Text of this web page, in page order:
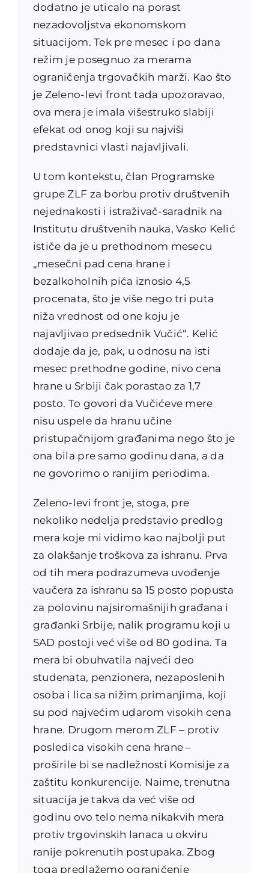
dodatno je uticalo na porast
nezadovoljstva ekonomskom
situacijom. Tek pre mesec i po dana
režim je posegnuo za merama
ograničenja trgovačkih marži. Kao što
je Zeleno-levi front tada upozoravao,
ova mera je imala višestruko slabiji
efekat od onog koji su najviši
predstavnici vlasti najavljivali.
U tom kontekstu, član Programske
grupe ZLF za borbu protiv društvenih
nejednakosti i istraživač-saradnik na
Institutu društvenih nauka, Vasko Kelić
ističe da je u prethodnom mesecu
„mesečni pad cena hrane i
bezalkoholnih pića iznosio 4,5
procenata, što je više nego tri puta
niža vrednost od one koju je
najavljivao predsednik Vučić“. Kelić
dodaje da je, pak, u odnosu na isti
mesec prethodne godine, nivo cena
hrane u Srbiji čak porastao za 1,7
posto. To govori da Vučićeve mere
nisu uspele da hranu učine
pristupačnijom građanima nego što je
ona bila pre samo godinu dana, a da
ne govorimo o ranijim periodima.
Zeleno-levi front je, stoga, pre
nekoliko nedelja predstavio predlog
mera koje mi vidimo kao najbolji put
za olakšanje troškova za ishranu. Prva
od tih mera podrazumeva uvođenje
vaučera za ishranu sa 15 posto popusta
za polovinu najsiromašnijih građana i
građanki Srbije, nalik programu koji u
SAD postoji već više od 80 godina. Ta
mera bi obuhvatila najveći deo
studenata, penzionera, nezaposlenih
osoba i lica sa nižim primanjima, koji
su pod najvećim udarom visokih cena
hrane. Drugom merom ZLF – protiv
posledica visokih cena hrane –
proširile bi se nadležnosti Komisije za
zaštitu konkurencije. Naime, trenutna
situacija je takva da već više od
godinu ovo telo nema nikakvih mera
protiv trgovinskih lanaca u okviru
ranije pokrenutih postupaka. Zbog
toga predlažemo ograničenje